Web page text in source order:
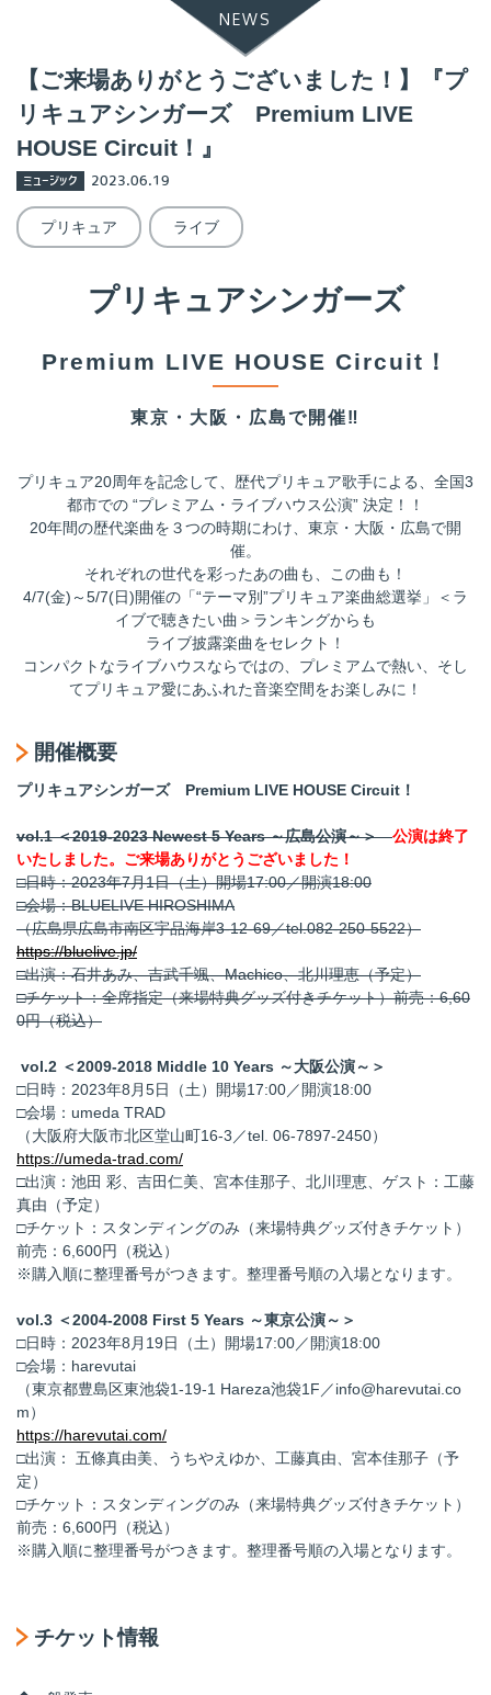
NEWS
【ご来場ありがとうございました！】『プ
リキュアシンガーズ Premium LIVE
HOUSE Circuit！』
ミュージック 2023.06.19
プリキュア ライブ
プリキュアシンガーズ
Premium LIVE HOUSE Circuit！
東京・大阪・広島で開催‼
プリキュア20周年を記念して、歴代プリキュア歌手による、全国3
都市での “プレミアム・ライブハウス公演” 決定！！
20年間の歴代楽曲を３つの時期にわけ、東京・大阪・広島で開
催。
それぞれの世代を彩ったあの曲も、この曲も！
4/7(金)～5/7(日)開催の「“テーマ別”プリキュア楽曲総選挙」＜ラ
イブで聴きたい曲＞ランキングからも
ライブ披露楽曲をセレクト！
コンパクトなライブハウスならではの、プレミアムで熱い、そし
てプリキュア愛にあふれた音楽空間をお楽しみに！
開催概要
プリキュアシンガーズ Premium LIVE HOUSE Circuit！
vol.1 ＜2019-2023 Newest 5 Years ～広島公演～＞公演は終了
いたしました。ご来場ありがとうございました！
□日時：2023年7月1日（土）開場17:00／開演18:00
□会場：BLUELIVE HIROSHIMA
（広島県広島市南区宇品海岸3-12-69／tel.082-250-5522）
https://bluelive.jp/
□出演：石井あみ、吉武千颯、Machico、北川理恵（予定）
□チケット：全席指定（来場特典グッズ付きチケット）前売：6,60
0円（税込）
vol.2 ＜2009-2018 Middle 10 Years ～大阪公演～＞
□日時：2023年8月5日（土）開場17:00／開演18:00
□会場：umeda TRAD
（大阪府大阪市北区堂山町16-3／tel. 06-7897-2450）
https://umeda-trad.com/
□出演：池田 彩、吉田仁美、宮本佳那子、北川理恵、ゲスト：工藤
真由（予定）
□チケット：スタンディングのみ（来場特典グッズ付きチケット）
前売：6,600円（税込）
※購入順に整理番号がつきます。整理番号順の入場となります。
vol.3 ＜2004-2008 First 5 Years ～東京公演～＞
□日時：2023年8月19日（土）開場17:00／開演18:00
□会場：harevutai
（東京都豊島区東池袋1-19-1 Hareza池袋1F／info@harevutai.co
m）
https://harevutai.com/
□出演： 五條真由美、うちやえゆか、工藤真由、宮本佳那子（予
定）
□チケット：スタンディングのみ（来場特典グッズ付きチケット）
前売：6,600円（税込）
※購入順に整理番号がつきます。整理番号順の入場となります。
チケット情報